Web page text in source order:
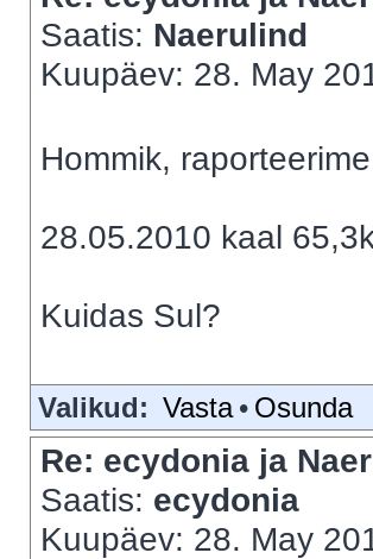
Saatis: Naerulind
Kuupäev: 28. May
Hommik,
28.05.2010 kaal
Kuidas Sul?
Valikud: Vasta • Osunda
Re: ecydonia ja
Saatis: ecydonia
Kuupäev: 28. May